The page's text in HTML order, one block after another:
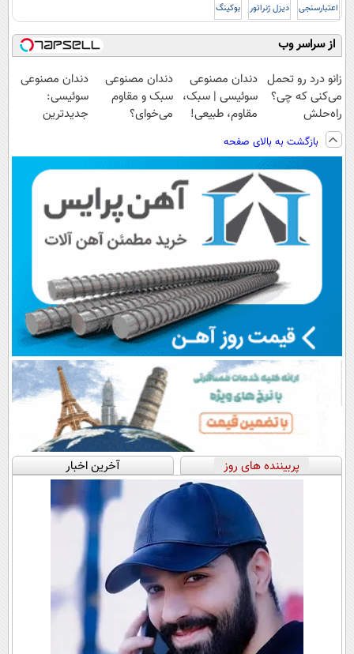
اعتبارسنجی دیزل ژنراتور بوکینگ
از سراسر وب
زانو درد رو تحمل
می‌کنی که چی؟
راه‌حلش
همین‌جاست!
دندان مصنوعی
سوئیسی | سبک،
مقاوم، طبیعی!
رایگان+پرداخت
اقساطی😍
دندان مصنوعی
سبک و مقاوم
می‌خوای؟
📍تهران
دندان مصنوعی
سوئیسی:
جدیدترین
پرداخت قسطی
بازگشت به بالای صفحه
پربیننده های روز آخرین اخبار